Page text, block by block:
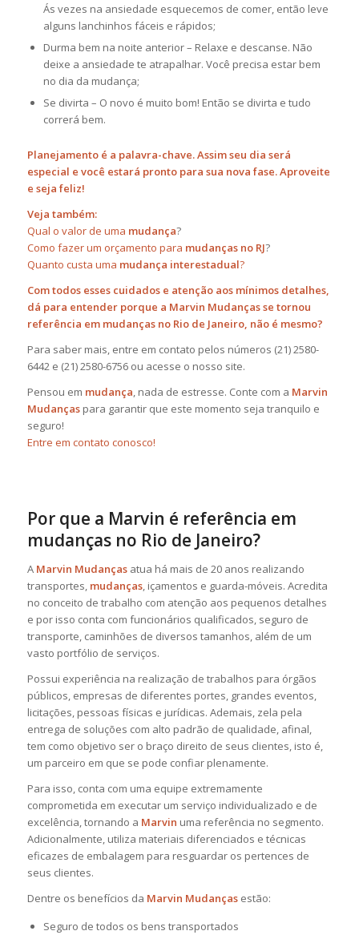
Ás vezes na ansiedade esquecemos de comer, então leve
alguns lanchinhos fáceis e rápidos;
Durma bem na noite anterior – Relaxe e descanse. Não
deixe a ansiedade te atrapalhar. Você precisa estar bem
no dia da mudança;
Se divirta – O novo é muito bom! Então se divirta e tudo
correrá bem.
Planejamento é a palavra-chave. Assim seu dia será
especial e você estará pronto para sua nova fase. Aproveite
e seja feliz!
Veja também:
Qual o valor de uma mudança?
Como fazer um orçamento para mudanças no RJ?
Quanto custa uma mudança interestadual?
Com todos esses cuidados e atenção aos mínimos detalhes,
dá para entender porque a Marvin Mudanças se tornou
referência em mudanças no Rio de Janeiro, não é mesmo?
Para saber mais, entre em contato pelos números (21) 2580-
6442 e (21) 2580-6756 ou acesse o nosso site.
Pensou em mudança, nada de estresse. Conte com a Marvin
Mudançaspara garantir que este momento seja tranquilo e
seguro!
Entre em contato conosco!
Por que a Marvin é referência em
mudanças no Rio de Janeiro?
A Marvin Mudançasatua há mais de 20 anos realizando
transportes, mudanças, içamentos e guarda-móveis. Acredita
no conceito de trabalho com atenção aos pequenos detalhes
e por isso conta com funcionários qualificados, seguro de
transporte, caminhões de diversos tamanhos, além de um
vasto portfólio de serviços.
Possui experiência na realização de trabalhos para órgãos
públicos, empresas de diferentes portes, grandes eventos,
licitações, pessoas físicas e jurídicas. Ademais, zela pela
entrega de soluções com alto padrão de qualidade, afinal,
tem como objetivo ser o braço direito de seus clientes, isto é,
um parceiro em que se pode confiar plenamente.
Para isso, conta com uma equipe extremamente
comprometida em executar um serviço individualizado e de
excelência, tornando a Marvin uma referência no segmento.
Adicionalmente, utiliza materiais diferenciados e técnicas
eficazes de embalagem para resguardar os pertences de
seus clientes.
Dentre os benefícios da Marvin Mudançasestão:
Seguro de todos os bens transportados